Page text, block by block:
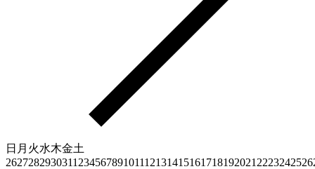
日 月 火水木金土
2627282930311 23456789101112131415161718192021 2223242526